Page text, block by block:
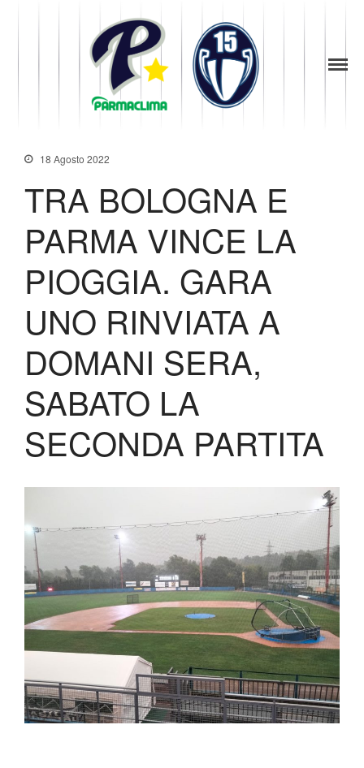
News
Società
Codice di Condotta
Maglie Ritirate
Squadra
Partners
Contatti
Biglietteria
Lo Stadio
18 Agosto 2022
TRA BOLOGNA E
PARMA VINCE LA
PIOGGIA. GARA
UNO RINVIATA A
DOMANI SERA,
SABATO LA
SECONDA PARTITA